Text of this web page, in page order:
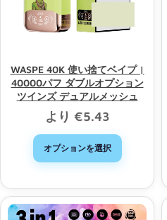
WASPE 40K 使い捨てベイプ |
40000パフ ダブルオプション
ツインズ デュアルメッシュ
より €5.43
オプションを選択